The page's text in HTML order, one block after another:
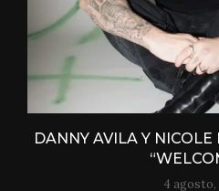
DANNY AVILA Y
4 agosto,